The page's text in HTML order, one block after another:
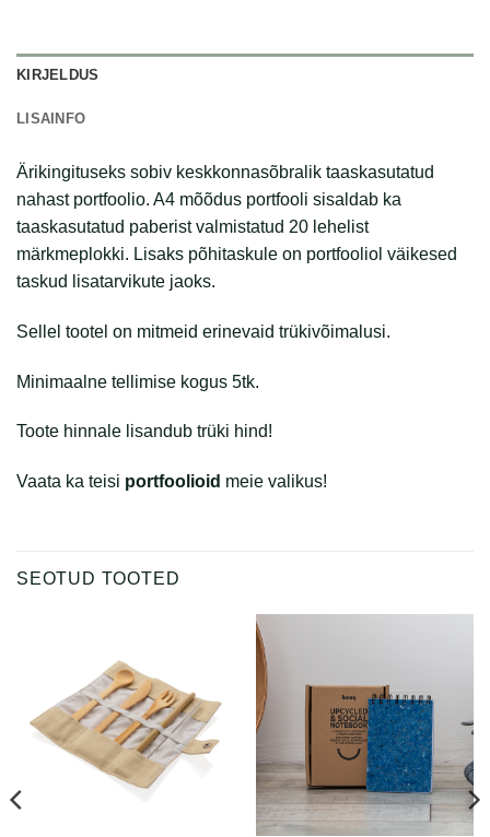
KIRJELDUS
LISAINFO
Ärikingituseks sobiv keskkonnasõbralik taaskasutatud
nahast portfoolio. A4 mõõdus portfooli sisaldab ka
taaskasutatud paberist valmistatud 20 lehelist
märkmeplokki. Lisaks põhitaskule on portfooliol väikesed
taskud lisatarvikute jaoks.
Sellel tootel on mitmeid erinevaid trükivõimalusi.
Minimaalne tellimise kogus 5tk.
Toote hinnale lisandub trüki hind!
Vaata ka teisi portfoolioid meie valikus!
SEOTUD TOOTED